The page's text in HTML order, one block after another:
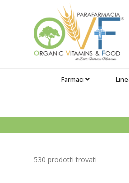
Farmaci
530 prodotti trovati